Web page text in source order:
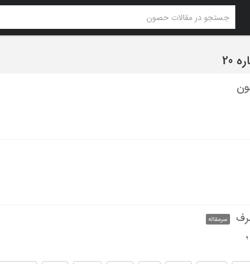
سرمقاله
؛